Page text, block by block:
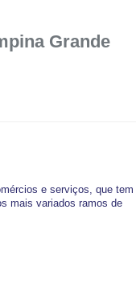
Grande
e serviços, que tem
mais variados ramos de